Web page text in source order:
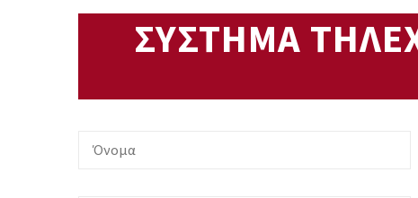
ΣΥΣΤΗΜΑ